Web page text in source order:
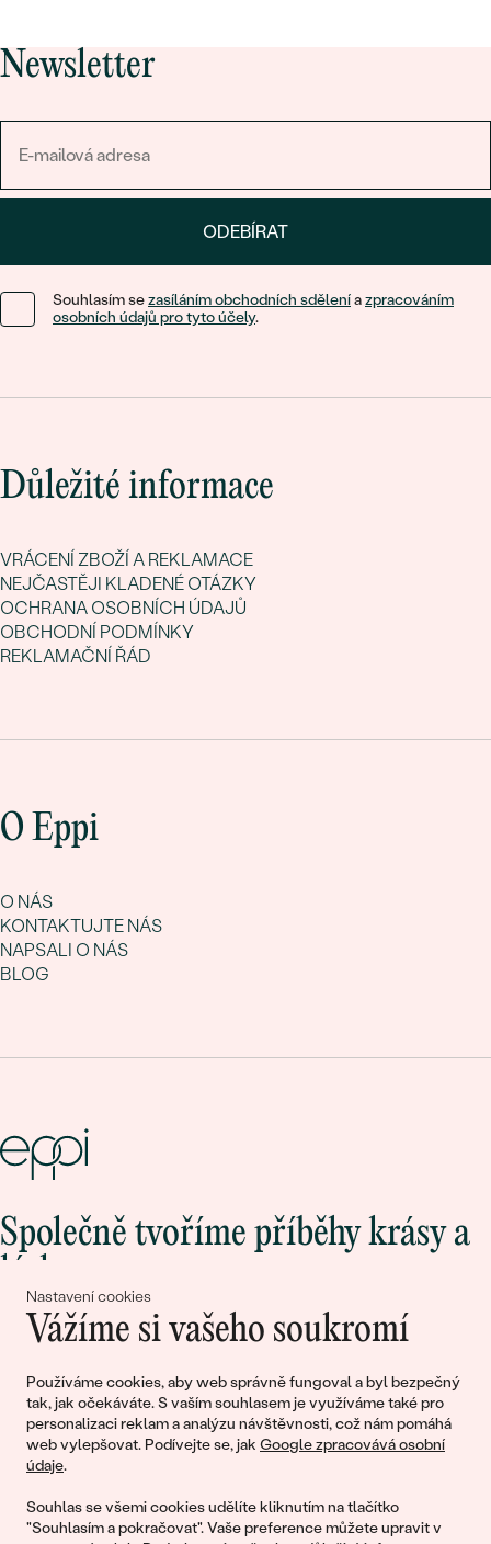
Nastavení cookies
Vážíme si vašeho soukromí
Používáme cookies, aby web správně fungoval a byl bezpečný
tak, jak očekáváte. S vaším souhlasem je využíváme také pro
personalizaci reklam a analýzu návštěvnosti, což nám pomáhá
web vylepšovat. Podívejte se, jak Google zpracovává osobní
údaje.
Souhlas se všemi cookies udělíte kliknutím na tlačítko
"Souhlasím a pokračovat". Vaše preference můžete upravit v
Newsletter
ODEBÍRAT
Souhlasím sezasíláním obchodních sděleníazpracováním
osobních údajů pro tyto účely.
Důležité informace
VRÁCENÍ ZBOŽÍ A REKLAMACE
NEJČASTĚJI KLADENÉ OTÁZKY
OCHRANA OSOBNÍCH ÚDAJŮ
OBCHODNÍ PODMÍNKY
REKLAMAČNÍ ŘÁD
O Eppi
O NÁS
KONTAKTUJTE NÁS
NAPSALI O NÁS
BLOG
Společně tvoříme příběhy krásy a
Připojte se k nám!